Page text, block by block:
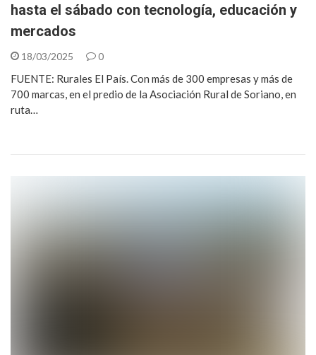
hasta el sábado con tecnología, educación y
mercados
18/03/2025 0
FUENTE: Rurales El País. Con más de 300 empresas y más de
700 marcas, en el predio de la Asociación Rural de Soriano, en
ruta…